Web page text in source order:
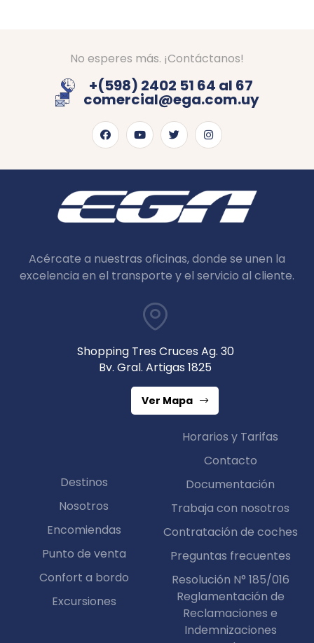
No esperes más. ¡Contáctanos!
+(598) 2402 51 64 al 67
comercial@ega.com.uy
Acércate a nuestras oficinas, donde se unen la
excelencia en el transporte y el servicio al cliente.
Shopping Tres Cruces Ag. 30
Bv. Gral. Artigas 1825
Ver Mapa
Destinos
Nosotros
Encomiendas
Punto de venta
Confort a bordo
Excursiones
Horarios y Tarifas
Contacto
Documentación
Trabaja con nosotros
Contratación de coches
Preguntas frecuentes
Resolución N° 185/016
Reglamentación de
Reclamaciones e
Indemnizaciones